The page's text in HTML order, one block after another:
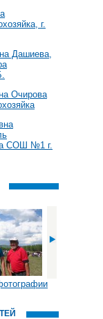
г.
Дашиева,
Очирова
СОШ №1 г.